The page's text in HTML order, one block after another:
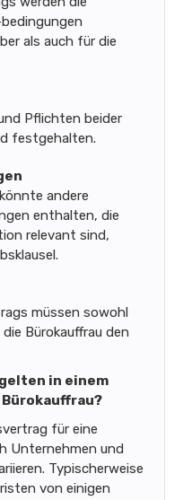
als auch für die
Pflichten beider
festgehalten.
andere
enthalten, die
relevant sind,
müssen sowohl
Bürokauffrau den
in einem
für eine
Unternehmen und
Typischerweise
von einigen